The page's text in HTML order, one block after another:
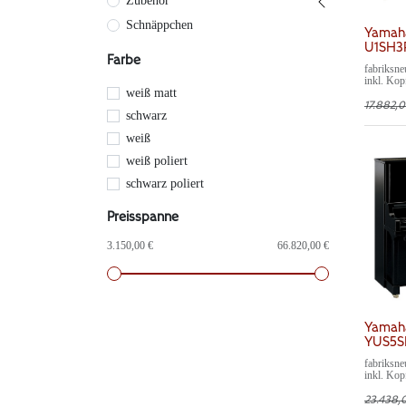
Schnäppchen
Farbe
weiß matt
schwarz
weiß
weiß poliert
schwarz poliert
Preisspanne
3.150,00 € 66.820,00 €
inkl.
inkl.
Japan,